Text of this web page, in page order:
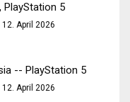
PlayStation 5
12. April 2026
-- PlayStation 5
12. April 2026